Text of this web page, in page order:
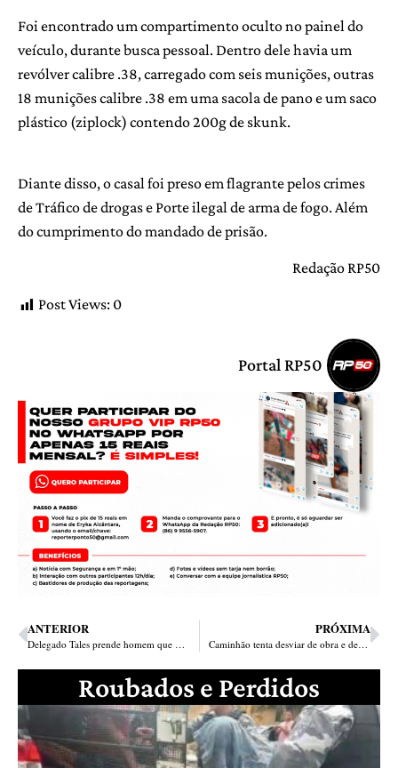
Foi encontrado um compartimento oculto no painel do
veículo, durante busca pessoal. Dentro dele havia um
revólver calibre .38, carregado com seis munições, outras
18 munições calibre .38 em uma sacola de pano e um saco
plástico (ziplock) contendo 200g de skunk.
Diante disso, o casal foi preso em flagrante pelos crimes
de Tráfico de drogas e Porte ilegal de arma de fogo. Além
do cumprimento do mandado de prisão.
Redação RP50
Post Views: 0
Portal RP50
ANTERIOR
Delegado Tales prende homem que quebrou pulso e feriu cabeça da prima idosa em Teresina
PRÓXIMA
Caminhão tenta desviar de obra e destrói bar no bairro São Sebastião
Roubados e Perdidos